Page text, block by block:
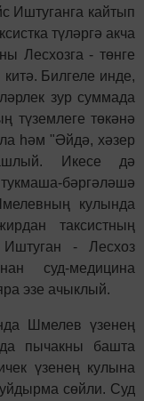
Иштуганга кайтып
түләргә акча
Лесхозга - төнге
Билгеле инде,
зур суммада
түземлеге төкәнә
һәм "Әйдә, хәзер
Икесе дә
бәргәләшә
кулында
таксистның
- Лесхоз
суд-медицина
эзе ачыклый.
Шмелев үзенең
пычакны башта
үзенең кулына
сөйли. Суд